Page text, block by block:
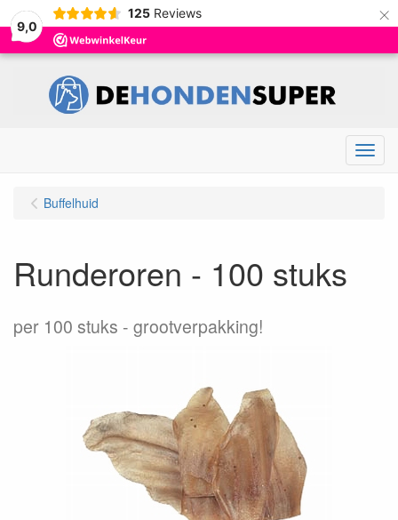
9,0
125 Reviews ×
Menu
Buffelhuid
Runderoren - 100 stuks
per 100 stuks grootverpakking!